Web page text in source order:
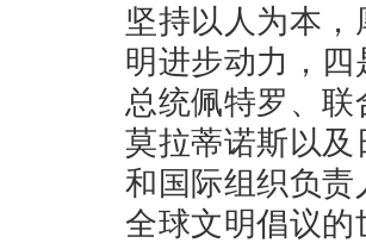
坚持以人为本
明进步动力，
总统佩特罗、
莫拉蒂诺斯以
和国际组织负
全球文明倡议